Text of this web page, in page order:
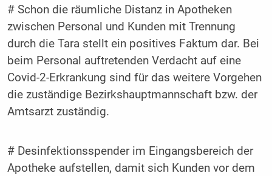
# Schon die räumliche Distanz in Apotheken
zwischen Personal und Kunden mit Trennung
durch die Tara stellt ein positives Faktum dar. Bei
beim Personal auftretenden Verdacht auf eine
Covid-2-Erkrankung sind für das weitere Vorgehen
die zuständige Bezirkshauptmannschaft bzw. der
Amtsarzt zuständig.
# Desinfektionsspender im Eingangsbereich der
Apotheke aufstellen, damit sich Kunden vor dem